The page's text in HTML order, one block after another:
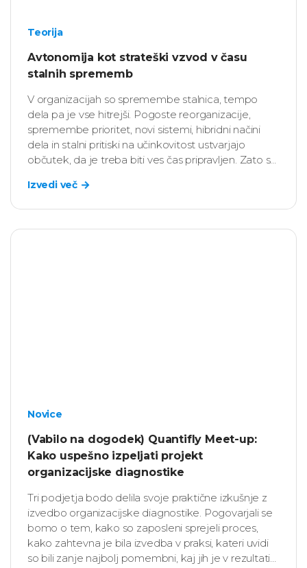
Teorija
Avtonomija kot strateški vzvod v času
stalnih sprememb
V organizacijah so spremembe stalnica, tempo
dela pa je vse hitrejši. Pogoste reorganizacije,
spremembe prioritet, novi sistemi, hibridni načini
dela in stalni pritiski na učinkovitost ustvarjajo
občutek, da je treba biti ves čas pripravljen. Zato se
omogoča, da v takšnem okolju ne le sledijo
Izvedi več
Novice
(Vabilo na dogodek) Quantifly Meet-up:
Kako uspešno izpeljati projekt
organizacijske diagnostike
Tri podjetja bodo delila svoje praktične izkušnje z
izvedbo organizacijske diagnostike. Pogovarjali se
bomo o tem, kako so zaposleni sprejeli proces,
kako zahtevna je bila izvedba v praksi, kateri uvidi
so bili zanje najbolj pomembni, kaj jih je v rezultatih